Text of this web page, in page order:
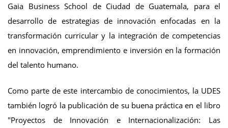
Gaia Business School de Ciudad de Guatemala, para el
desarrollo de estrategias de innovación enfocadas en la
transformación curricular y la integración de competencias
en innovación, emprendimiento e inversión en la formación
del talento humano.
Como parte de este intercambio de conocimientos, la UDES
también logró la publicación de su buena práctica en el libro
"Proyectos de Innovación e Internacionalización: Las